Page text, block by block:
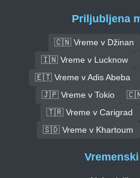
Priljubljena
🇨🇳 Vreme v Džinan
🇮🇳 Vreme v Lucknow
🇪🇹 Vreme v Adis Abeba
🇯🇵 Vreme v Tokio
🇨🇳
🇹🇷 Vreme v Carigrad
🇸🇩 Vreme v Khartoum